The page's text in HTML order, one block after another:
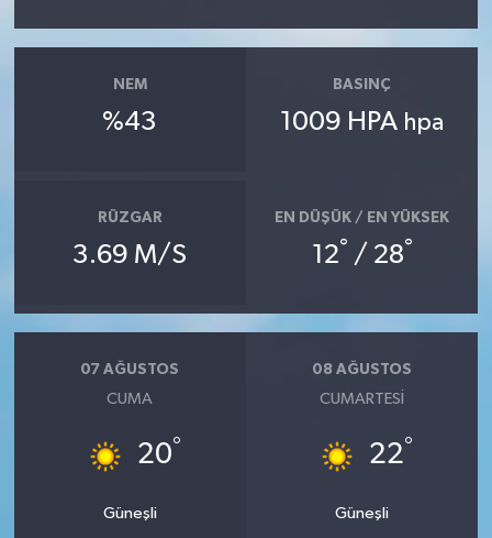
NEM
%43
BASINÇ
1009 HPA hpa
RÜZGAR
3.69 M/S
EN DÜŞÜK / EN YÜKSEK
12° / 28°
07 AĞUSTOS
CUMA
20°
Güneşli
08 AĞUSTOS
CUMARTESI
22°
Güneşli